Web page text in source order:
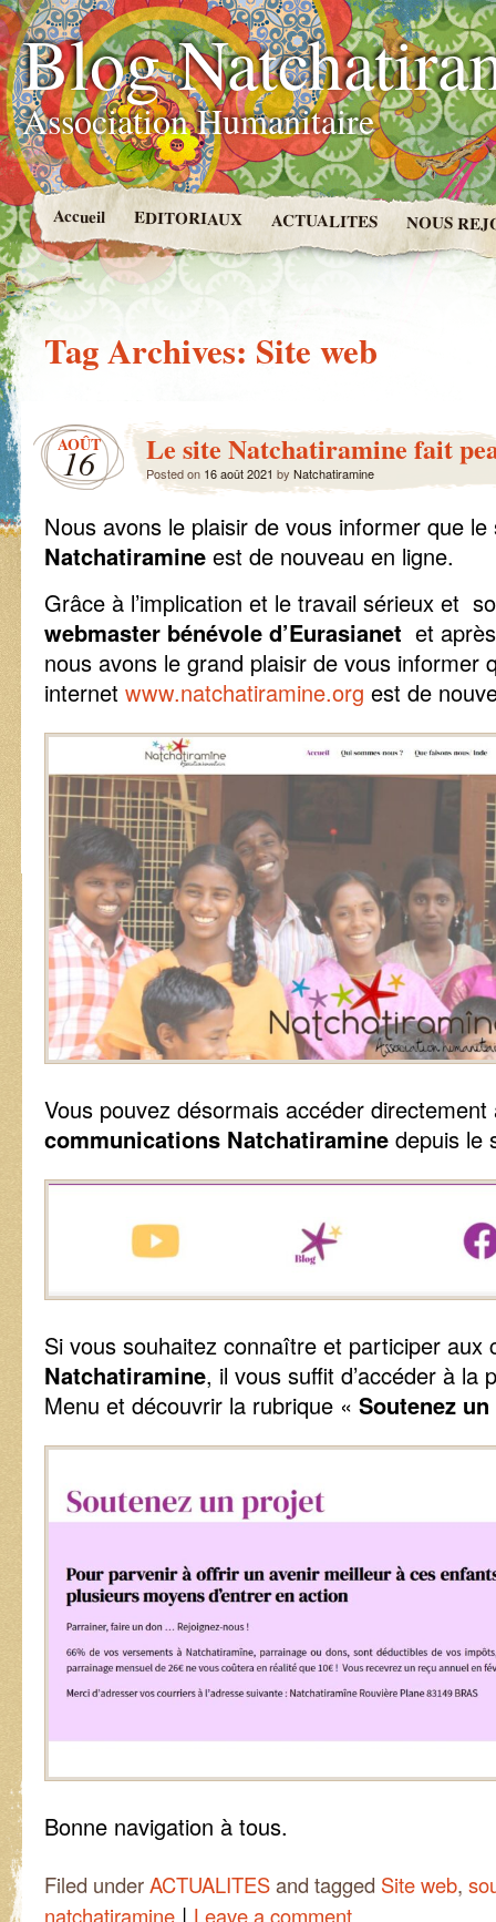
Blog
Association Humanitaire
Accueil EDITORIAUX ACTUALITES NOUS
Tag Archives: Site web
AOÛT
16 Le site Natchatiramine fait
Posted on 16 août 2021 by Natchatiramine
Nous avons le plaisir de vous informer que le
Natchatiramine est de nouveau en ligne.
Grâce à l’implication et le travail sérieux et
webmaster bénévole d’Eurasianet et
nous avons le grand plaisir de vous informer
internet www.natchatiramine.org est de
Vous pouvez désormais accéder
communications Natchatiramine depuis le
Si vous souhaitez connaître et participer aux
Natchatiramine, il vous suffit d’accéder à la
Menu et découvrir la rubrique « Soutenez
Bonne navigation à tous.
Filed underACTUALITESand tagged Site web,
natchatiramine | Leave a comment